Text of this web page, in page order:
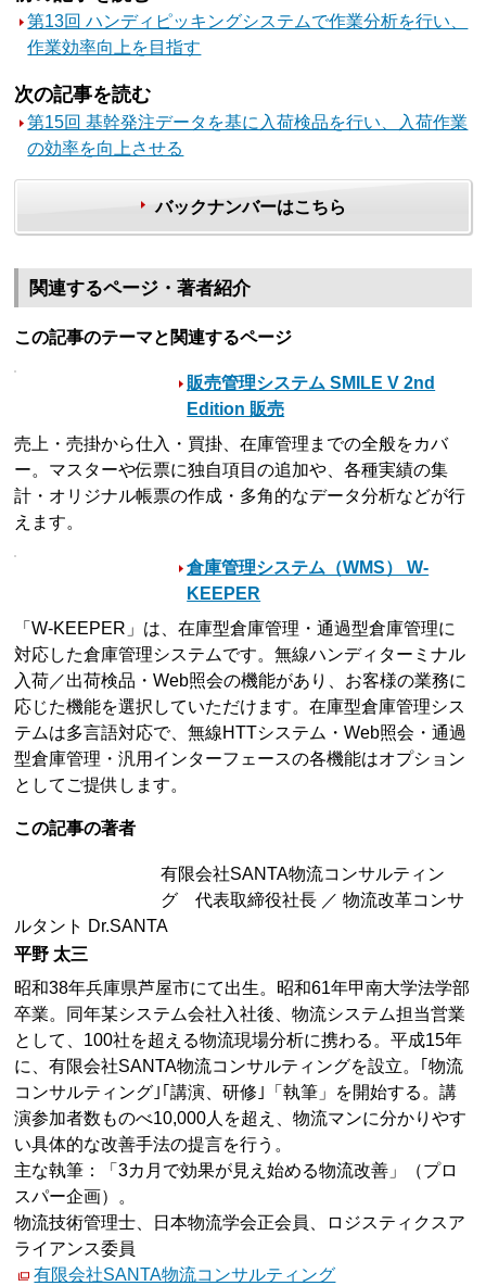
第13回 ハンディピッキングシステムで作業分析を行い、
作業効率向上を目指す
次の記事を読む
第15回 基幹発注データを基に入荷検品を行い、入荷作業
の効率を向上させる
バックナンバーはこちら
関連するページ・著者紹介
この記事のテーマと関連するページ
販売管理システム SMILE V 2nd
Edition 販売
売上・売掛から仕入・買掛、在庫管理までの全般をカバ
ー。マスターや伝票に独自項目の追加や、各種実績の集
計・オリジナル帳票の作成・多角的なデータ分析などが行
えます。
倉庫管理システム（WMS） W-
KEEPER
「W-KEEPER」は、在庫型倉庫管理・通過型倉庫管理に
対応した倉庫管理システムです。無線ハンディターミナル
入荷／出荷検品・Web照会の機能があり、お客様の業務に
応じた機能を選択していただけます。在庫型倉庫管理シス
テムは多言語対応で、無線HTTシステム・Web照会・通過
型倉庫管理・汎用インターフェースの各機能はオプション
としてご提供します。
この記事の著者
有限会社SANTA物流コンサルティン
グ 代表取締役社長 ／ 物流改革コンサ
ルタント Dr.SANTA
平野 太三
昭和38年兵庫県芦屋市にて出生。昭和61年甲南大学法学部
卒業。同年某システム会社入社後、物流システム担当営業
として、100社を超える物流現場分析に携わる。平成15年
に、有限会社SANTA物流コンサルティングを設立。｢物流
コンサルティング｣｢講演、研修｣「執筆」を開始する。講
演参加者数ものべ10,000人を超え、物流マンに分かりやす
い具体的な改善手法の提言を行う。
主な執筆：「3カ月で効果が見え始める物流改善」（プロ
スパー企画）。
物流技術管理士、日本物流学会正会員、ロジスティクスア
ライアンス委員
有限会社SANTA物流コンサルティング